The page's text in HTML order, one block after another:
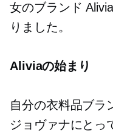
女のブランド
りました。
Aliviaの始まり
自分の衣料品ブラ
ジョヴァナにとっ